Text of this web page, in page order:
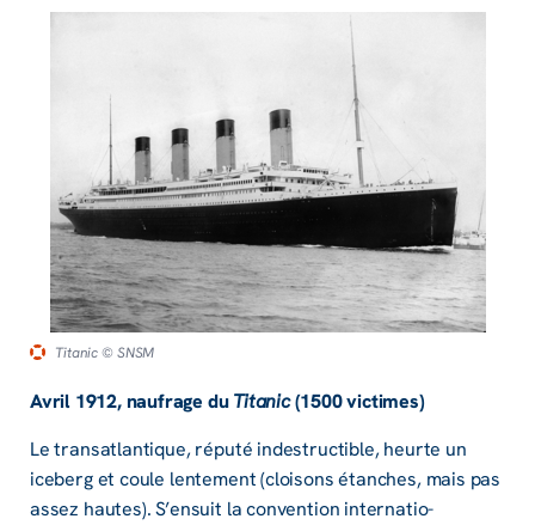
Titanic© SNSM
Avril 1912, naufrage du Tita­­nic(1500 victimes)
Le trans­at­­lan­­tique, réputé indes­­truc­­tible, heurte un
iceberg et coule lente­­ment (cloi­­sons étanches, mais pas
assez hautes). S’en­­suit la conven­­tion inter­­­na­­tio­­